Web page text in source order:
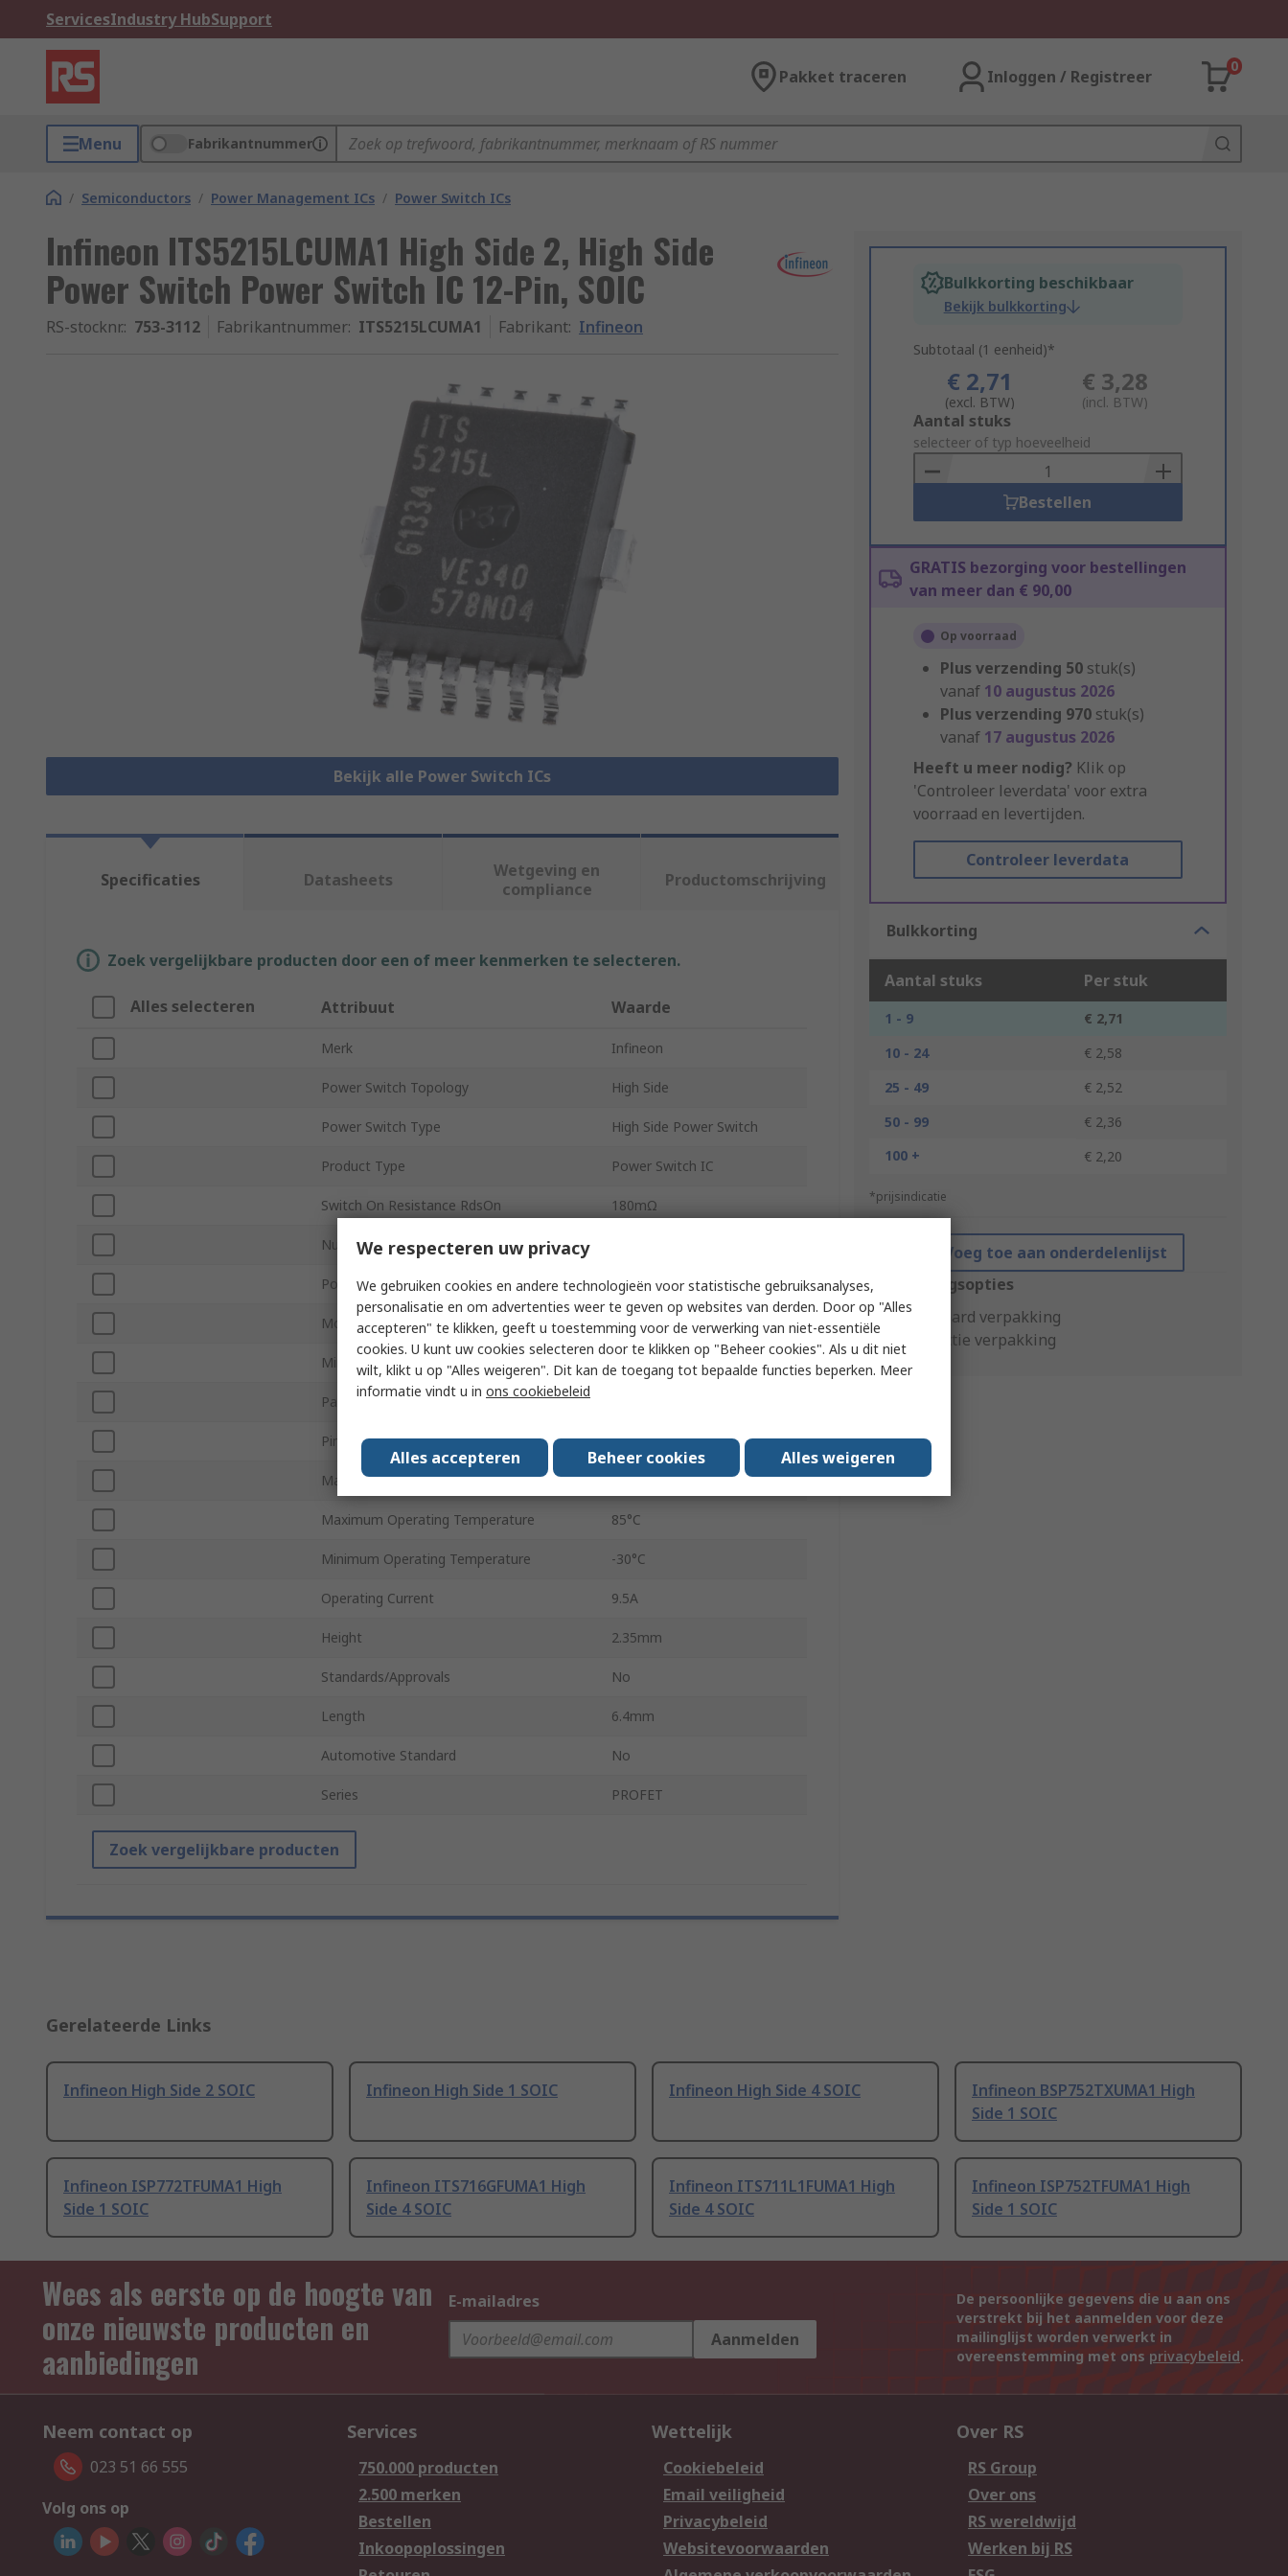
ServicesIndustry HubSupport
Pakket traceren Inloggen / Registreer
0
Menu Fabrikantnummer
/ Semiconductors / Power Management ICs / Power Switch ICs
Infineon ITS5215LCUMA1 High Side 2, High Side
Power Switch Power Switch IC 12-Pin, SOIC
RS-stocknr.: 753-3112 Fabrikantnummer: ITS5215LCUMA1 Fabrikant: Infineon
Bekijk alle Power Switch ICs
Bulkkorting beschikbaar
Bekijk bulkkorting
Subtotaal (1 eenheid)*
€ 2,71
(excl. BTW)
€ 3,28
(incl. BTW)
Add
to
Basket
Aantal stuks
selecteer of typ hoeveelheid
Bestellen
GRATIS bezorging voor bestellingen
van meer dan € 90,00
Op voorraad
Plus verzending 50 stuk(s)
vanaf 10 augustus 2026
Plus verzending 970 stuk(s)
vanaf 17 augustus 2026
Heeft u meer nodig? Klik op
'Controleer leverdata' voor extra
voorraad en levertijden.
Controleer leverdata
Bulkkorting
Aantal stuks Per stuk
1 - 9
€ 2,71
10 - 24
€ 2,58
25 - 49
€ 2,52
50 - 99
€ 2,36
100 +
€ 2,20
*prijsindicatie
Voeg toe aan onderdelenlijst
Verpakkingsopties
Standaard verpakking
Productie verpakking
Specificaties Datasheets
Wetgeving en
compliance
Productomschrijving
Zoek vergelijkbare producten door een of meer kenmerken te selecteren.
Alles selecteren Attribuut Waarde
Merk Infineon
Power Switch Topology High Side
Power Switch Type High Side Power Switch
Product Type Power Switch IC
Switch On Resistance RdsOn 180mΩ
Number of Inputs
Power Rating 3.1W
Mount Type Surface
Minimum Supply Voltage 5.5V
Package Type
Pin Count 12
Maximum Supply Voltage 16V
Maximum Operating Temperature 85°C
Minimum Operating Temperature -30°C
Operating Current 9.5A
Height 2.35mm
Standards/Approvals No
Length 6.4mm
Automotive Standard No
Series PROFET
Zoek vergelijkbare producten
Gerelateerde Links
Infineon High Side 2 SOIC Infineon High Side 1 SOIC Infineon High Side 4 SOIC
Infineon BSP752TXUMA1 High
Side 1 SOIC
Infineon ISP772TFUMA1 High
Side 1 SOIC
Infineon ITS716GFUMA1 High
Side 4 SOIC
Infineon ITS711L1FUMA1 High
Side 4 SOIC
Infineon ISP752TFUMA1 High
Side 1 SOIC
Wees als eerste op de hoogte van
onze nieuwste producten en
aanbiedingen
E-mailadres
Aanmelden
De persoonlijke gegevens die u aan ons
verstrekt bij het aanmelden voor deze
mailinglijst worden verwerkt in
overeenstemming met ons privacybeleid.
Neem contact op
023 51 66 555
Volg ons op
Services
750.000 producten
2.500 merken
Bestellen
Inkoopoplossingen
Wettelijk
Cookiebeleid
Email veiligheid
Privacybeleid
Websitevoorwaarden
Over RS
RS Group
Over ons
RS wereldwijd
Werken bij RS
We respecteren uw privacy
We gebruiken cookies en andere technologieën voor statistische gebruiksanalyses,
personalisatie en om advertenties weer te geven op websites van derden. Door op "Alles
accepteren" te klikken, geeft u toestemming voor de verwerking van niet-essentiële
cookies. U kunt uw cookies selecteren door te klikken op "Beheer cookies". Als u dit niet
wilt, klikt u op "Alles weigeren". Dit kan de toegang tot bepaalde functies beperken. Meer
informatie vindt u in ons cookiebeleid
Alles accepteren Beheer cookies Alles weigeren